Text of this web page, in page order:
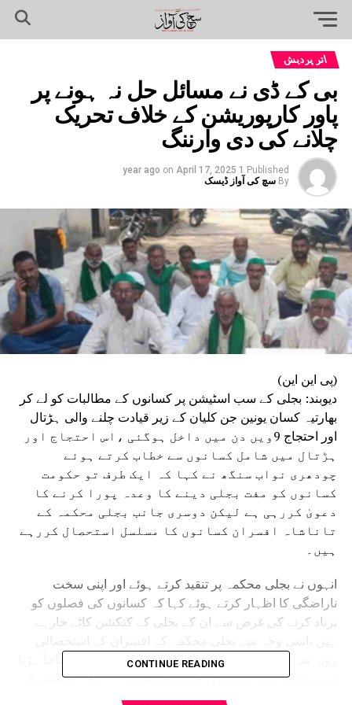
اتر پردیش
بی کے ڈی نے مسائل حل نہ ہونے پر
پاور کارپوریشن کے خلاف تحریک
چلانے کی دی وارننگ
Published
1 year ago
on April 17, 2025
By سچ کی آواز ڈیسک
(پی این این)
دیوبند: بجلی کے سب اسٹیشن پر کسانوں کے مطالبات کو لے کر
بھارتیہ کسان یونین جن کلیان کے زیر قیادت چلنے والی ہڑتال
اور احتجاج 9ویں دن میں داخل ہوگئی ،اس احتجاج اور
ہڑتال میں شامل کسانوں سے خطاب کرتے ہوئے
چودھری نواب سنگھ نے کہا کہ ایک طرف تو حکومت
کسانوں کو مفت بجلی دینے کا وعدہ پورا کرنے کا
دعویٰ کررہی ہے لیکن دوسری جانب بجلی محکمہ کے
تاناشاہ افسران کسانوں کا مسلسل استحصال کررہے
ہیں۔
انہوں نے بجلی محکمہ پر تنقید کرتے ہوئے اور اپنی سخت
ناراضگی کا اظہار کرتے ہوئے کہا کہ کسانوں کی فصلوں کو
برباد کرنے کی غرض سے ان کے بجلی کے کنکشن کاٹے جارہے
رویہ سے پریشان متاثرہ کسان گذشتہ 9 دنوں سے احتجاجاً ہڑتا
ل پر بیٹھے ہوئے ہیں لیکن حیرت کی بات یہ ہے کہ کسانوں کے
مسائل کو حل کرنے کے لئے پاروکارپوریشن اور سرکاری افسران
CONTINUE READING